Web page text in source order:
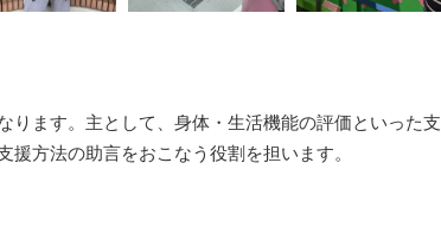
ります。主として、身体・生活機能の評価といった支
方法の助言をおこなう役割を担います。